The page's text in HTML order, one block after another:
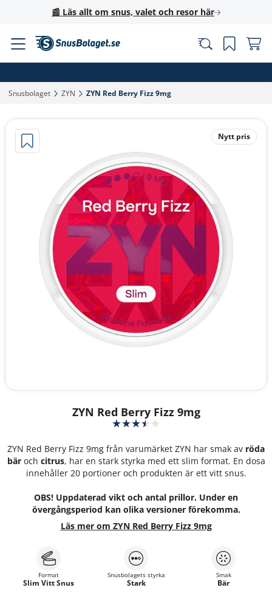
📰 Läs allt om snus, valet och resor här
Snusbolaget‎ ZYN‎ ZYN Red Berry Fizz 9mg‎
Nytt pris
ZYN Red Berry Fizz 9mg
ZYN Red Berry Fizz 9mg från varumärket ZYN har smak av röda
bär och citrus, har en stark styrka med ett slim format. En dosa
innehåller 20 portioner och produkten är ett vitt snus.
OBS! Uppdaterad vikt och antal prillor. Under en
övergångsperiod kan olika versioner förekomma.
Läs mer om ZYN Red Berry Fizz 9mg
Format
Slim Vitt Snus
Snusbolagets styrka
Stark
Smak
Bär